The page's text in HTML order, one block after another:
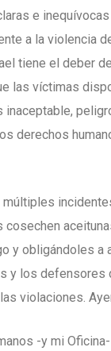
e
a la violencia
tiene el deber
las víctimas
derechos
y obligándoles a
y los
violaciones.
-y mi